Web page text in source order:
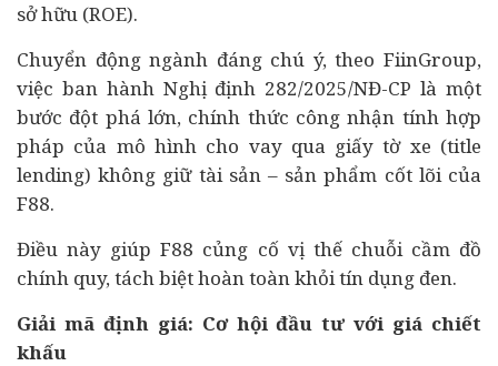
sở hữu (ROE).
Chuyển động ngành đáng chú ý, theo FiinGroup,
việc ban hành Nghị định 282/2025/NĐ-CP là một
bước đột phá lớn, chính thức công nhận tính hợp
pháp của mô hình cho vay qua giấy tờ xe (title
lending) không giữ tài sản – sản phẩm cốt lõi của
F88.
Điều này giúp F88 củng cố vị thế chuỗi cầm đồ
chính quy, tách biệt hoàn toàn khỏi tín dụng đen.
Giải mã định giá: Cơ hội đầu tư với giá chiết
khấu